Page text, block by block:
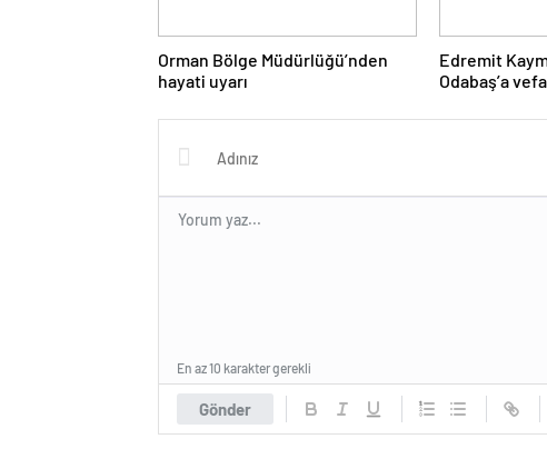
Orman Bölge Müdürlüğü’nden
hayati uyarı
Edremit
Odabaş’a
Gönder
En az 10 karakter gerekli